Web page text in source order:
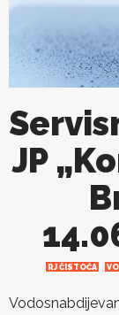
JP
RJ ČISTOĆA